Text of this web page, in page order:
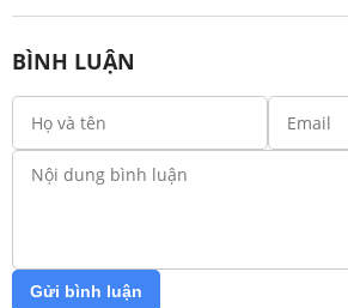
BÌNH LUẬN
Gửi bình luận